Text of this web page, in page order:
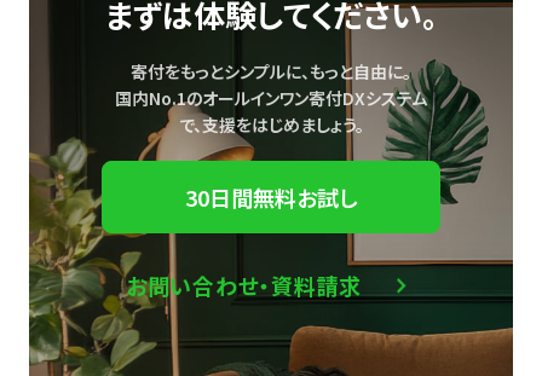
まずは体験してください。
寄付をもっとシンプルに、もっと自由に。
国内No.1のオールインワン寄付DXシステム
で、支援をはじめましょう。
30日間無料お試し
お問い合わせ・資料請求